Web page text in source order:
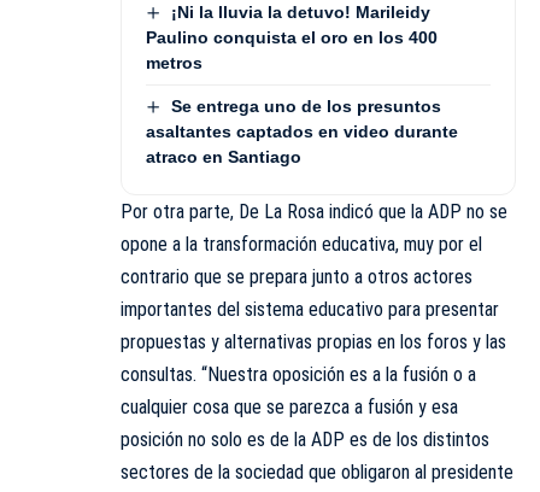
¡Ni la lluvia la detuvo! Marileidy
Paulino conquista el oro en los 400
metros
Se entrega uno de los presuntos
asaltantes captados en video durante
atraco en Santiago
Por otra parte, De La Rosa indicó que la ADP no se
opone a la transformación educativa, muy por el
contrario que se prepara junto a otros actores
importantes del sistema educativo para presentar
propuestas y alternativas propias en los foros y las
consultas. “Nuestra oposición es a la fusión o a
cualquier cosa que se parezca a fusión y esa
posición no solo es de la ADP es de los distintos
sectores de la sociedad que obligaron al presidente